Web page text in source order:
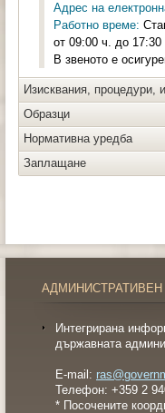
Адрес на
Работно време:
от 09:00 ч. до 17:30
В звеното е
Изисквания, процедури,
Образци
Нормативна уредба
Заплащане
АДМИНИСТРАТИВЕН
Интегрирана
държавната
E-mail:
Телефон: +359 2
* Посочените